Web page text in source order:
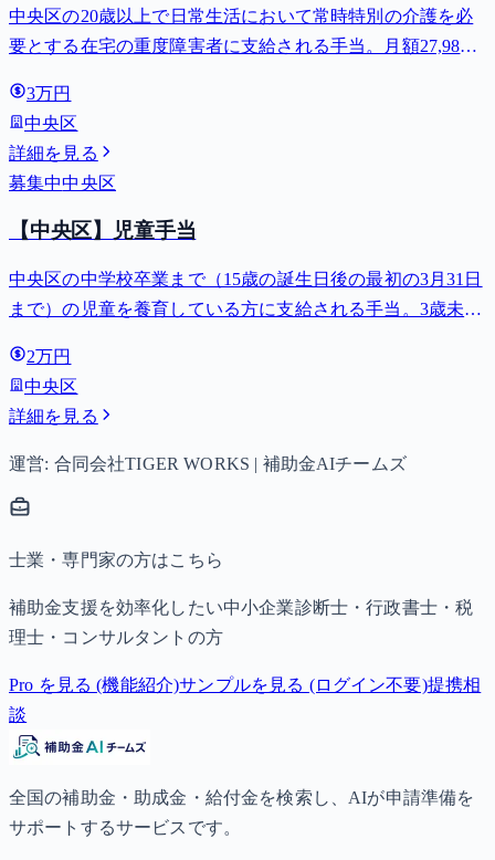
中央区の20歳以上で日常生活において常時特別の介護を必
要とする在宅の重度障害者に支給される手当。月額27,980
3万円
中央区
詳細を見る
募集中中央区
【中央区】児童手当
中央区の中学校卒業まで（15歳の誕生日後の最初の3月31日
まで）の児童を養育している方に支給される手当。3歳未満
子以降は15,000円）、中学生は月額10,000円。
2万円
中央区
詳細を見る
運営: 合同会社TIGER WORKS | 補助金AIチームズ
士業・専門家の方はこちら
補助金支援を効率化したい中小企業診断士・行政書士・税
理士・コンサルタントの方
Pro を見る (機能紹介)サンプルを見る (ログイン不要)提携相
談
全国の補助金・助成金・給付金を検索し、AIが申請準備を
サポートするサービスです。